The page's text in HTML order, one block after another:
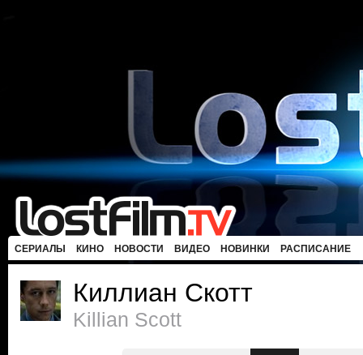
СЕРИАЛЫ КИНО НОВОСТИ ВИДЕО НОВИНКИ РАСПИСАНИЕ
Киллиан Скотт
Killian Scott